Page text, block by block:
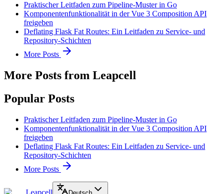
Praktischer Leitfaden zum Pipeline-Muster in Go
Komponentenfunktionalität in der Vue 3 Composition API
freigeben
Deflating Flask Fat Routes: Ein Leitfaden zu Service- und
Repository-Schichten
More Posts
More Posts from Leapcell
Popular Posts
Praktischer Leitfaden zum Pipeline-Muster in Go
Komponentenfunktionalität in der Vue 3 Composition API
freigeben
Deflating Flask Fat Routes: Ein Leitfaden zu Service- und
Repository-Schichten
More Posts
Leapcell